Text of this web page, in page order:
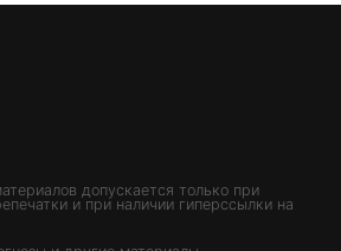
допускается только при
и при наличии гиперссылки на